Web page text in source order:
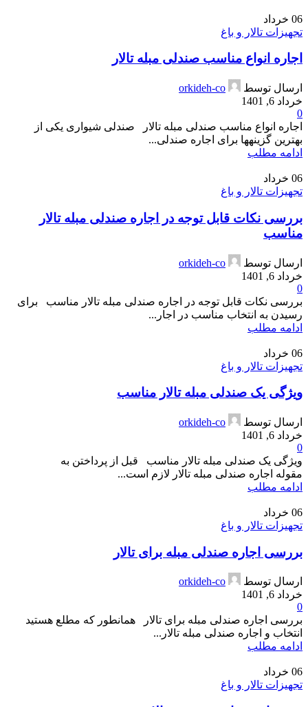
06 خرداد
تجهیزات تالار و باغ
اجاره انواع مناسب صندلی مبله تالار
ارسال توسط
orkideh-co
خرداد 6, 1401
0
اجاره انواع مناسب صندلی مبله تالار صندلی شیواری یکی از
بهترین گزینه­ها برای اجاره صندلی...
ادامه مطلب
06 خرداد
تجهیزات تالار و باغ
بررسی نکات قابل توجه در اجاره صندلی مبله تالار
مناسب
ارسال توسط
orkideh-co
خرداد 6, 1401
0
بررسی نکات قابل توجه در اجاره صندلی مبله تالار مناسب برای
رسیدن به انتخاب مناسب در اجار...
ادامه مطلب
06 خرداد
تجهیزات تالار و باغ
ویژگی یک صندلی مبله تالار مناسب
ارسال توسط
orkideh-co
خرداد 6, 1401
0
ویژگی یک صندلی مبله تالار مناسب قبل از پرداختن به
مقوله اجاره صندلی مبله تالار لازم است...
ادامه مطلب
06 خرداد
تجهیزات تالار و باغ
بررسی اجاره صندلی مبله برای تالار
ارسال توسط
orkideh-co
خرداد 6, 1401
0
بررسی اجاره صندلی مبله برای تالار همانطور که مطلع هستید
انتخاب و اجاره صندلی مبله تالار...
ادامه مطلب
06 خرداد
تجهیزات تالار و باغ